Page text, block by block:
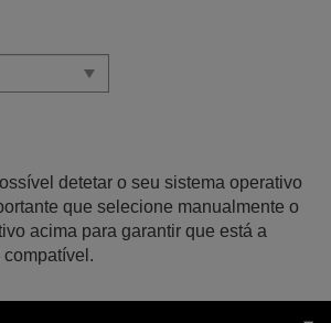
detetar o seu sistema operativo
que selecione manualmente o
acima para garantir que está a